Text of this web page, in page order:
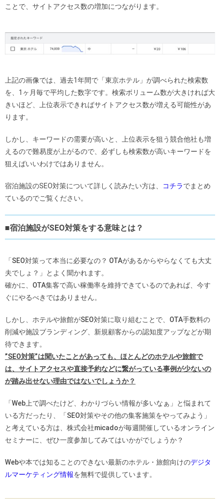
ことで、サイトアクセス数の増加につながります。
上記の画像では、過去1年間で「東京ホテル」が調べられた検索数
を、1ヶ月毎で平均した数字です。 検索ボリューム数が大きければ大
きいほど、上位表示できればサイトアクセス数が増える可能性があ
ります。
しかし、キーワードの需要が高いと、上位表示を狙う競合他社も増
えるので難易度が上がるので、必ずしも検索数が高いキーワードを
狙えばいいわけではありません。
宿泊施設のSEO対策について詳しく読みたい方は、 コチラでまとめ
ているのでご覧ください。
■宿泊施設がSEO対策をする意味とは？
「SEO対策って本当に必要なの？ OTAがあるからやらなくても大丈
夫でしょ？」とよく聞かれます。
確かに、OTA集客で高い稼働率を維持できているのであれば、今す
ぐにやるべきではありません。
しかし、ホテルや旅館がSEO対策に取り組むことで、OTA手数料の
削減や施設ブランディング、新規顧客からの認知度アップなどが期
待できます。
”SEO対策”は聞いたことがあっても、ほとんどのホテルや旅館で
は、サイトアクセスや直接予約などに繋がっている事例が少ないの
が踏み出せない理由ではないでしょうか？
「Web上で調べたけど、わかりづらい情報が多いなぁ」と悩まれて
いる方だったり、「SEO対策やその他の集客施策をやってみよう」
と考えている方は、株式会社micadoが毎週開催しているオンライン
セミナーに、ぜひ一度参加してみてはいかがでしょうか？
Webや本では知ることのできない最新のホテル・旅館向けのデジタ
ルマーケティング情報を無料で提供しています。